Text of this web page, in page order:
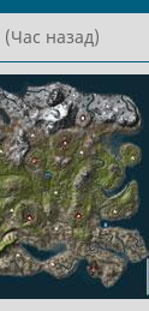
(Час назад)